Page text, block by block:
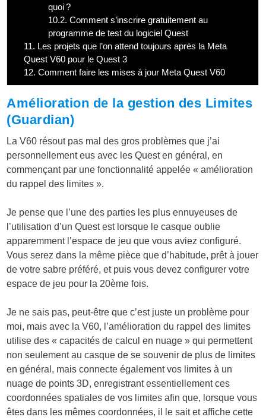
quoi ?
10.2. Comment s’inscrire gratuitement au
programme de test du logiciel Quest
11. Les projets que l’on attend toujours après la Meta
Quest V60 pour le Quest 3
12. Comment faire les mises à jour Meta Quest V60
Amélioration de la gestion des Limites
(Guardian)
La V60 résout pas mal des gros problèmes que j’ai
personnellement eus avec les Quest en général, en
commençant par une fonctionnalité appelée « amélioration
du rappel des limites ».
Je pense que l’une des parties les plus ennuyeuses de
l’utilisation d’un Quest est lorsque le casque oublie
apparemment l’espace de jeu que vous aviez configuré.
Vous serez dans la même pièce que d’habitude, prêt à jouer
de votre sabre préféré, et puis vous devez configurer votre
espace de jeu pour la 20ème fois.
Je ne sais pas, peut-être que c’est juste un problème pour
moi, mais avec la V60, l’amélioration du rappel des limites
utilise des « capacités de calcul en nuage » qui permettent
non seulement au casque de se souvenir de plus de limites
en général, mais connecte également vos limites à un
nuage de points 3D, enregistrant essentiellement ces
coordonnées spatiales de vos limites afin que, lorsque vous
êtes dans les mêmes coordonnées, il le sait et affiche cette